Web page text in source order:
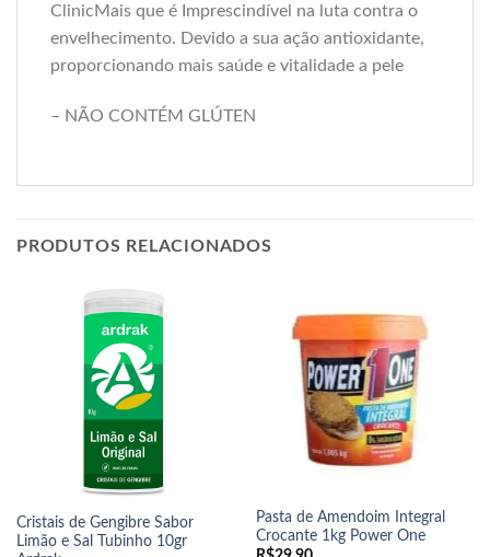
ClinicMais que é Imprescindível na luta contra o
envelhecimento. Devido a sua ação antioxidante,
proporcionando mais saúde e vitalidade a pele
– NÃO CONTÉM GLÚTEN
PRODUTOS RELACIONADOS
Cristais de Gengibre Sabor
Limão e Sal Tubinho 10gr
Pasta de Amendoim Integral
Crocante 1kg Power One